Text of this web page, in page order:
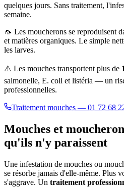
quelques jours. Sans traitement,
semaine.
🦟 Les moucherons se reproduisent
et matières organiques. Le simple
les larves.
⚠️ Les mouches transportent plus de
salmonelle, E. coli et listéria — un
professionnelles.
Traitement mouches — 01 72 68
Mouches et
qu'ils n'y paraissent
Une infestation de mouches ou
se résorbe jamais d'elle-même. Plus
s'aggrave. Un traitement